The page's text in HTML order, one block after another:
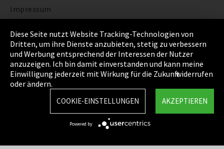
Impressum
Datenschutz
Cookie Einstellungen
AGB
Sitemap
EmpCo Richtlinie
Diese Seite nutzt Website Tracking-Technologien von
Dritten, um ihre Dienste anzubieten, stetig zu verbessern
und Werbung entsprechend der Interessen der Nutzer
anzuzeigen. Ich bin damit einverstanden und kann meine
Einwilligung jederzeit mit Wirkung für die Zukunft widerrufen
oder ändern.
AKZEPTIEREN
COOKIE-EINSTELLUNGEN
Powered by